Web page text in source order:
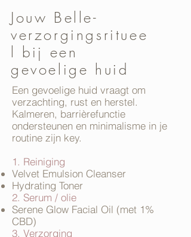
Jouw Belle-
verzorgingsrituee
l bij een
gevoelige huid
Een gevoelige huid vraagt om
verzachting, rust en herstel.
Kalmeren, barrièrefunctie
ondersteunen en minimalisme in je
routine zijn key.
1. Reiniging
Velvet Emulsion Cleanser
Hydrating Toner
2. Serum / olie
Serene Glow Facial Oil (met 1%
CBD)
3. Verzorging